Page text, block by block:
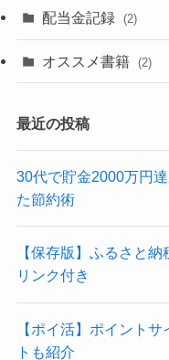
(4)
(3)
(2)
配当金記録 (2)
オススメ書籍 (2)
最近の投稿
30代で貯金2000万円
た節約術
【保存版】ふるさと
リンク付き
【ポイ活】ポイント
トも紹介